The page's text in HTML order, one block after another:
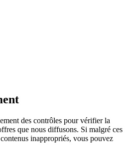
des contrôles pour vérifier la
que nous diffusons. Si malgré ces
inappropriés, vous pouvez